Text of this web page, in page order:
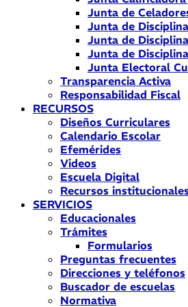
Junta de
Junta de Disciplina
Junta de
Junta de
Junta Electoral
Transparencia Activa
Responsabilidad Fiscal
RECURSOS
Diseños Curriculares
Calendario Escolar
Efemérides
Videos
Escuela Digital
Recursos
SERVICIOS
Educacionales
Trámites
Formularios
Preguntas frecuentes
Direcciones y teléfonos
Buscador de escuelas
Normativa